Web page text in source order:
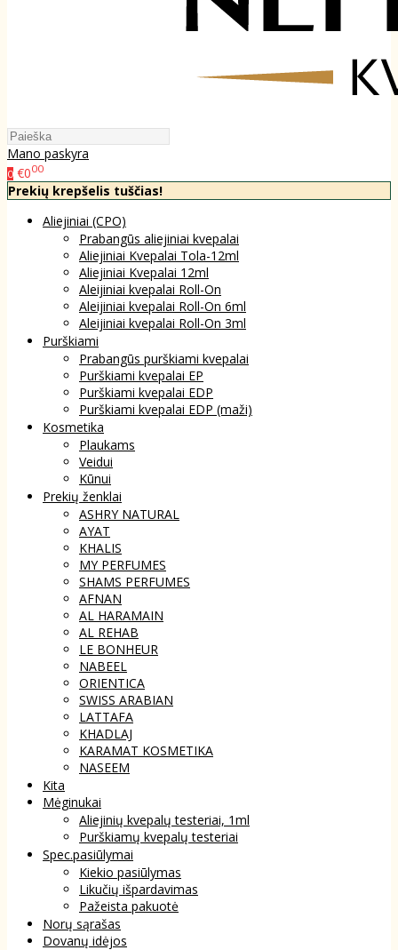
Mano paskyra
0 €000
Prekių krepšelis tuščias!
Aliejiniai (CPO)
Prabangūs aliejiniai kvepalai
Aliejiniai Kvepalai Tola-12ml
Aliejiniai Kvepalai 12ml
Aleijiniai kvepalai Roll-On
Aleijiniai kvepalai Roll-On 6ml
Aleijiniai kvepalai Roll-On 3ml
Purškiami
Prabangūs purškiami kvepalai
Purškiami kvepalai EP
Purškiami kvepalai EDP
Purškiami kvepalai EDP (maži)
Kosmetika
Plaukams
Veidui
Kūnui
Prekių ženklai
ASHRY NATURAL
AYAT
KHALIS
MY PERFUMES
SHAMS PERFUMES
AFNAN
AL HARAMAIN
AL REHAB
LE BONHEUR
NABEEL
ORIENTICA
SWISS ARABIAN
LATTAFA
KHADLAJ
KARAMAT KOSMETIKA
NASEEM
Kita
Mėginukai
Aliejinių kvepalų testeriai, 1ml
Purškiamų kvepalų testeriai
Spec.pasiūlymai
Kiekio pasiūlymas
Likučių išpardavimas
Pažeista pakuotė
Norų sąrašas
Dovanų idėjos